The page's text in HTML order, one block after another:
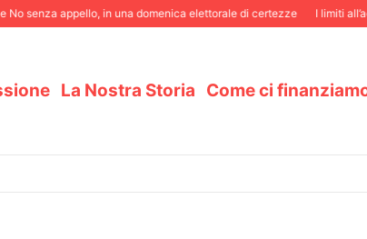
appello, in una domenica elettorale di certezze I limiti
La Nostra Storia Come ci